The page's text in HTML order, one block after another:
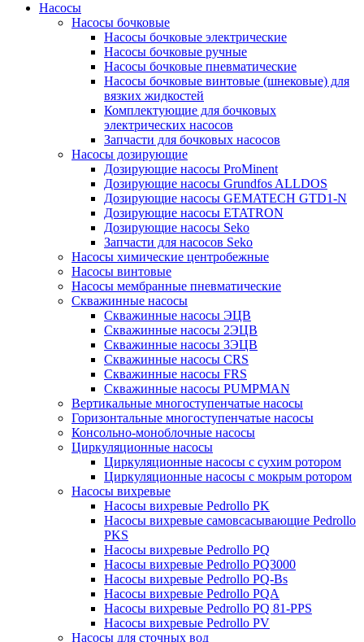
Насосы
Насосы бочковые
Насосы бочковые электрические
Насосы бочковые ручные
Насосы бочковые пневматические
Насосы бочковые винтовые (шнековые) для
вязких жидкостей
Комплектующие для бочковых
электрических насосов
Запчасти для бочковых насосов
Насосы дозирующие
Дозирующие насосы ProMinent
Дозирующие насосы Grundfos ALLDOS
Дозирующие насосы GEMATECH GTD1-N
Дозирующие насосы ETATRON
Дозирующие насосы Seko
Запчасти для насосов Seko
Насосы химические центробежные
Насосы винтовые
Насосы мембранные пневматические
Скважинные насосы
Скважинные насосы ЭЦВ
Скважинные насосы 2ЭЦВ
Скважинные насосы 3ЭЦВ
Скважинные насосы CRS
Скважинные насосы FRS
Скважинные насосы PUMPMAN
Вертикальные многоступенчатые насосы
Горизонтальные многоступенчатые насосы
Консольно-моноблочные насосы
Циркуляционные насосы
Циркуляционные насосы с сухим ротором
Циркуляционные насосы с мокрым ротором
Насосы вихревые
Насосы вихревые Pedrollo PK
Насосы вихревые самовсасывающие Pedrollo
PKS
Насосы вихревые Pedrollo PQ
Насосы вихревые Pedrollo PQ3000
Насосы вихревые Pedrollo PQ-Bs
Насосы вихревые Pedrollo PQA
Насосы вихревые Pedrollo PQ 81-PPS
Насосы вихревые Pedrollo PV
Насосы для сточных вод